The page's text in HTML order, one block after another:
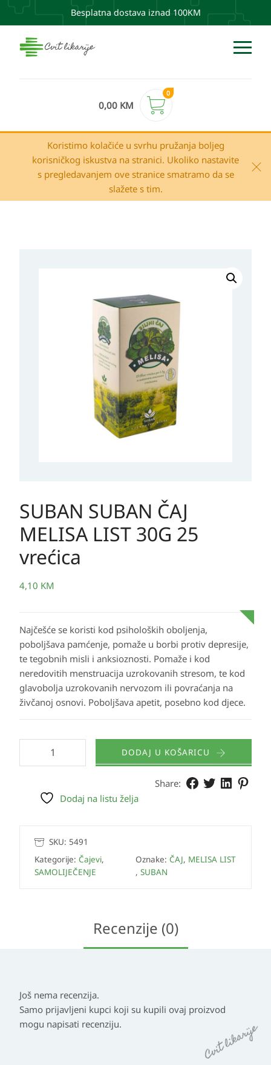
Besplatna dostava iznad 100KM
0,00 KM
0
Koristimo kolačiće u svrhu pružanja boljeg
korisničkog iskustva na stranici. Ukoliko nastavite
s pregledavanjem ove stranice smatramo da se
slažete s tim.
SUBAN SUBAN ČAJ
MELISA LIST 30G 25
vrećica
4,10 KM
Najčešće se koristi kod psiholoških oboljenja,
poboljšava pamćenje, pomaže u borbi protiv depresije,
te tegobnih misli i anksioznosti. Pomaže i kod
neredovitih menstruacija uzrokovanih stresom, te kod
glavobolja uzrokovanih nervozom ili povraćanja na
živčanoj osnovi. Poboljšava apetit, posebno kod djece.
DODAJ U KOŠARICU
Share:
Dodaj na listu želja
SKU: 5491
Kategorije: Čajevi,
SAMOLIJEČENJE
Oznake: ČAJ, MELISA LIST
, SUBAN
Recenzije (0)
Još nema recenzija.
Samo prijavljeni kupci koji su kupili ovaj proizvod
mogu napisati recenziju.